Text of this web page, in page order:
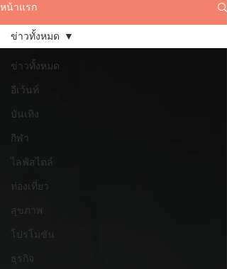
หน้าแรก
ข่าวทั้งหมด
อีเว้นท์
บันเทิง
กีฬา
ไลฟ์สไตล์
ท่องเที่ยว
สุขภาพ
โปรโมชัน
ธุรกิจ
ข่าวทั้งหมด